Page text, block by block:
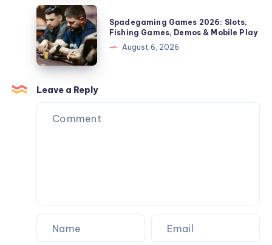
Games,
Demos
&
Mobile
Play
Spadegaming
Games
2026:
Slots,
Fishing
Games,
Demos
Spadegaming Games 2026: Slots,
Fishing Games, Demos & Mobile Play
August 6, 2026
Leave a Reply